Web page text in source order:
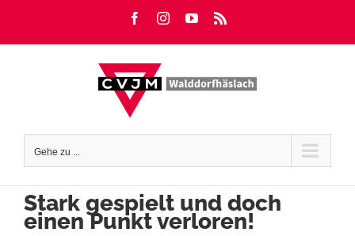
FacebookInstagramYouTube
Gehe zu ...
Stark gespielt und doch
einen Punkt verloren!